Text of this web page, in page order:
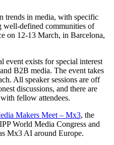
trends in media, with specific
well-defined communities of
on 12-13 March, in Barcelona,
event exists for special interest
B2B media. The event takes
All speaker sessions are off
discussions, and there are
fellow attendees.
Makers Meet – Mx3, the
World Media Congress and
Mx3 AI around Europe.